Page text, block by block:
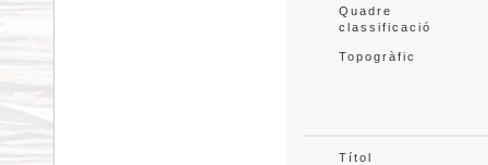
Quadre
classificació
Topogràfic
Títol